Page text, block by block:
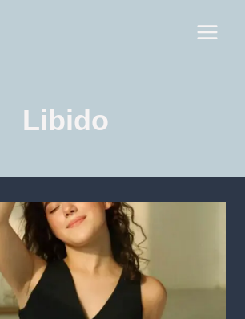
Libido